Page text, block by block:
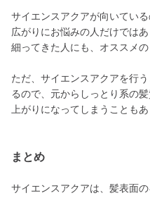
サイエンスアクアが向いてい
広がりにお悩みの人だけでは
細ってきた人にも、オススメの
ただ、サイエンスアクアを行
るので、元からしっとり系の
上がりになってしまうこともあ
まとめ
サイエンスアクアは、髪表面